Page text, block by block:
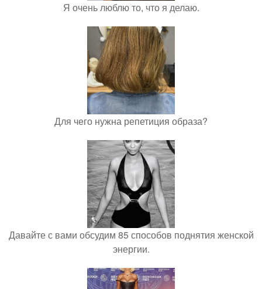
Я очень люблю то, что я делаю.
Для чего нужна репетиция образа?
Давайте с вами обсудим 85 способов поднятия женской
энергии.